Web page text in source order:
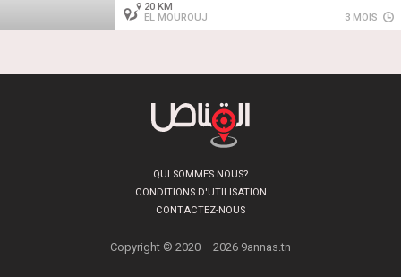
20 KM
EL MOUROUJ
3 MOIS
QUI SOMMES NOUS?
CONDITIONS D'UTILISATION
CONTACTEZ-NOUS
Copyright © 2020 – 2026 9annas.tn